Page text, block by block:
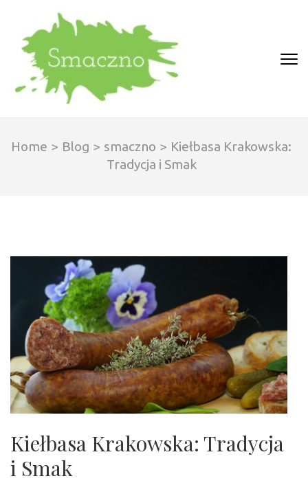
content
(Press
Enter)
Home > Blog > smaczno > Kiełbasa Krakowska:
Tradycja i Smak
Kiełbasa Krakowska: Tradycja
i Smak